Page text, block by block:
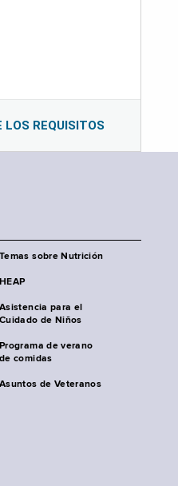
LOS REQUISITOS
Temas sobre Nutrición
HEAP
Asistencia para el
Cuidado de Niños
Programa de verano
de comidas
Asuntos de Veteranos